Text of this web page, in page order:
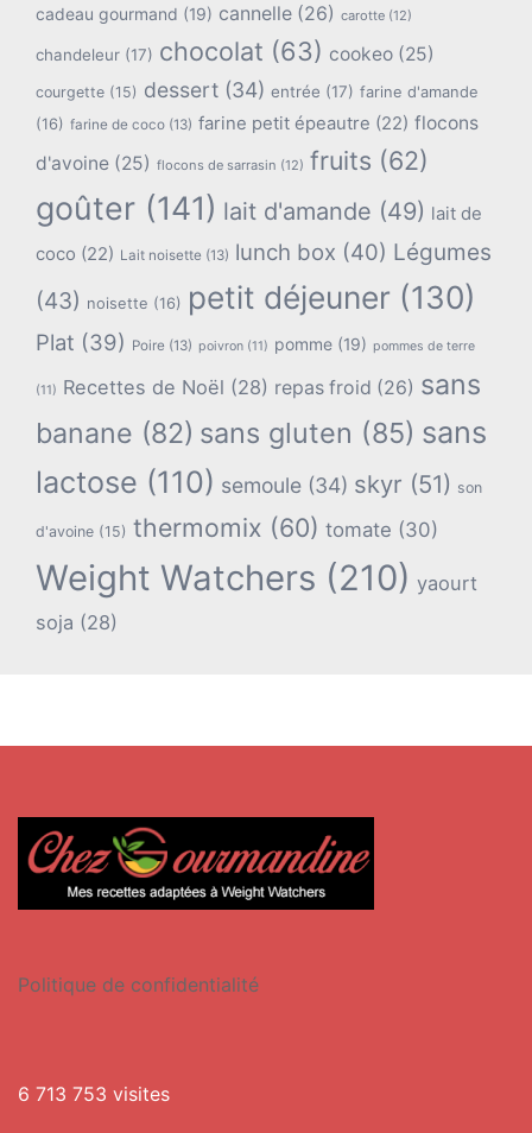
cadeau gourmand (19) cannelle (26) carotte (12)
chandeleur (17) chocolat (63) cookeo (25)
courgette (15) dessert (34) entrée (17) farine d'amande
(16) farine de coco (13) farine petit épeautre (22) flocons
d'avoine (25) flocons de sarrasin (12) fruits (62)
goûter (141) lait d'amande (49) lait de
coco (22) Lait noisette (13) lunch box (40) Légumes
(43) noisette (16) petit déjeuner (130)
Plat (39) Poire (13) poivron (11) pomme (19) pommes de terre
(11) Recettes de Noël (28) repas froid (26) sans
banane (82) sans gluten (85) sans
lactose (110) semoule (34) skyr (51) son
d'avoine (15) thermomix (60) tomate (30)
Weight Watchers (210) yaourt
soja (28)
Politique de confidentialité
6 713 753 visites